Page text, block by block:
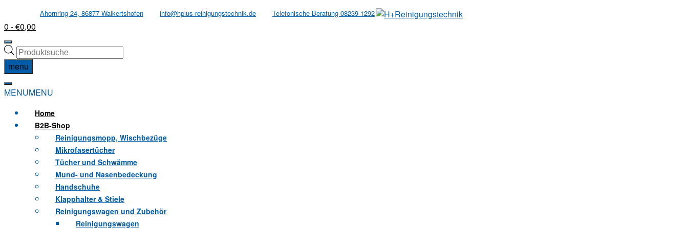
to
content
Ahornring 24, 86877 Walkertshofen info@hplus-reinigungstechnik.de Telefonische Beratung 08239 1292
0 - €0,00
Products
search
menu
MENUMENU
Home
B2B-Shop
Reinigungsmopp, Wischbezüge
Mikrofasertücher
Tücher und Schwämme
Mund- und Nasenbedeckung
Handschuhe
Klapphalter & Stiele
Reinigungswagen und Zubehör
Reinigungswagen